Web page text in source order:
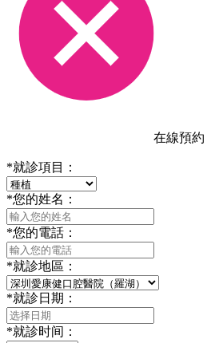
在線預約
*就診項目：
*您的姓名：
*您的電話：
*就診地區：
*就診日期：
*就診时间：